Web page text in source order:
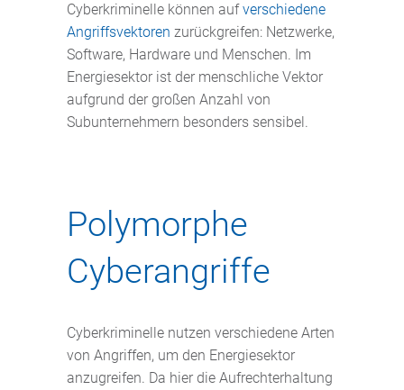
Cyberkriminelle können aufverschiedene
Angriffsvektoren zurückgreifen: Netzwerke,
Software, Hardware und Menschen. Im
Energiesektor ist der menschliche Vektor
aufgrund der großen Anzahl von
Subunternehmern besonders sensibel.
Polymorphe
Cyberangriffe
Cyberkriminelle nutzen verschiedene Arten
von Angriffen, um den Energiesektor
anzugreifen. Da hier die Aufrechterhaltung